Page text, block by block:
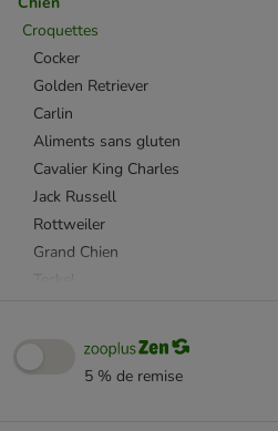
Croquettes
Cocker
Golden Retriever
Carlin
Aliments sans gluten
Cavalier King Charles
Jack Russell
Rottweiler
Grand Chien
Problèmes hépatiques
5 % de remise